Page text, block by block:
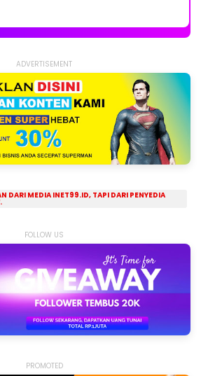
ADVERTISEMENT
DARI MEDIA INET99.ID, TAPI DARI PENYEDIA
FOLLOW US
PROMOTED